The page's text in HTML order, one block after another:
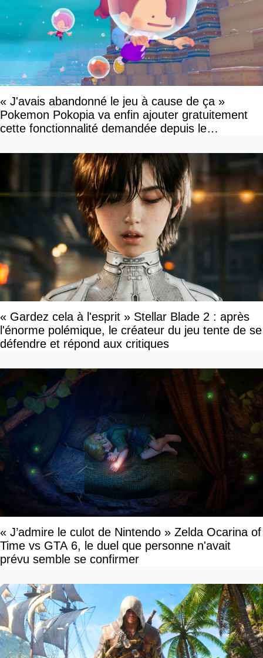
« J'avais abandonné le jeu à cause de ça »
Pokemon Pokopia va enfin ajouter gratuitement
cette fonctionnalité demandée depuis le
« Gardez cela à l'esprit » Stellar Blade 2 : après
l'énorme polémique, le créateur du jeu tente de se
défendre et répond aux critiques
« J’admire le culot de Nintendo » Zelda Ocarina of
Time vs GTA 6, le duel que personne n'avait
prévu semble se confirmer